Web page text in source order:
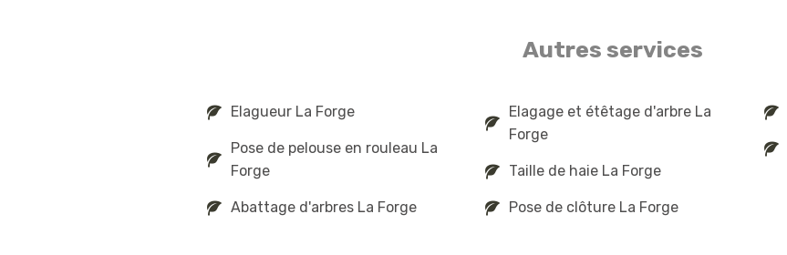
Autres services
Elagueur La Forge
Pose de pelouse en rouleau La
Forge
Abattage d'arbres La Forge
Elagage et étêtage d'arbre La
Forge
Taille de haie La Forge
Pose de clôture La Forge